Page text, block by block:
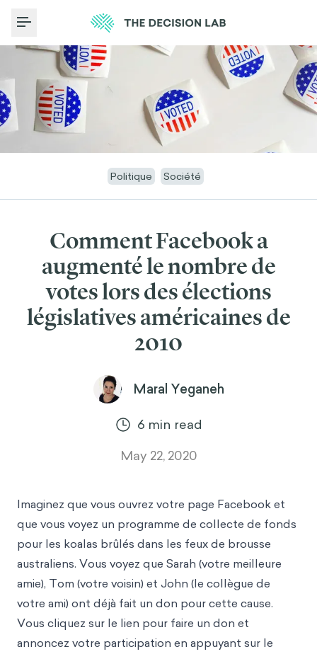
Toggle Menu
Politique Société
Comment Facebook a
augmenté le nombre de
votes lors des élections
législatives américaines de
2010
Maral Yeganeh
6 min read
May 22, 2020
Imaginez que vous ouvrez votre page Facebook et
que vous voyez un programme de collecte de fonds
pour les koalas brûlés dans les feux de brousse
australiens. Vous voyez que Sarah (votre meilleure
amie), Tom (votre voisin) et John (le collègue de
votre ami) ont déjà fait un don pour cette cause.
Vous cliquez sur le lien pour faire un don et
annoncez votre participation en appuyant sur le